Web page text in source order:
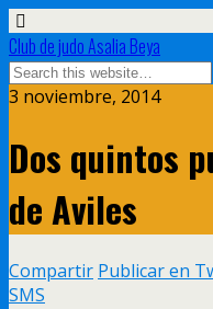
Club de judo Asalia Beya
3 noviembre, 2014
Dos quintos
de Aviles
Compartir Publicar en
SMS